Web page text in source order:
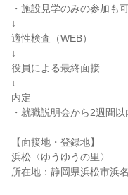
・施設見学のみの参加も
↓
適性検査（WEB）
↓
役員による最終面接
↓
内定
・就職説明会から2週間
【面接地・登録地】
浜松〈ゆうゆうの里〉
所在地：静岡県浜松市浜